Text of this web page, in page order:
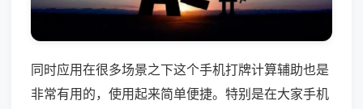
同时应用在很多场景之下这个手机打牌计算辅助也是
非常有用的，使用起来简单便捷。特别是在大家手机